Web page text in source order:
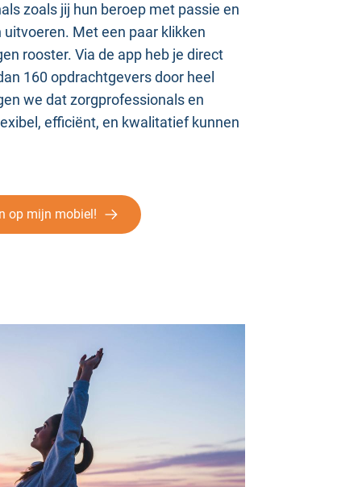
zoals jij hun beroep met passie en
Met een paar klikken
rooster. Via de app heb je direct
160 opdrachtgevers door heel
we dat zorgprofessionals en
efficiënt, en kwalitatief kunnen
op mijn mobiel!